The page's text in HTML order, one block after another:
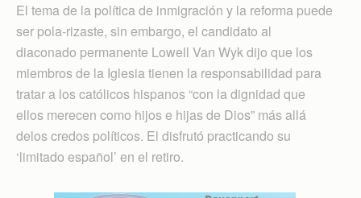
El tema de la política de inmigración y la reforma puede
ser pola-rizaste, sin embargo, el candidato al
diaconado permanente Lowell Van Wyk dijo que los
miembros de la Iglesia tienen la responsabilidad para
tratar a los católicos hispanos “con la dignidad que
ellos merecen como hijos e hijas de Dios” más allá
delos credos políticos. El disfrutó practicando su
‘limitado español’ en el retiro.